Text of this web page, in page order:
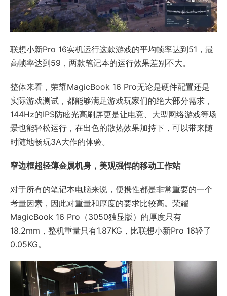
联想小新Pro 16实机运行这款游戏的平均帧率达到51，最
高帧率达到59，两款笔记本的运行效果差别不大。
整体来看，荣耀MagicBook 16 Pro无论是硬件配置还是
实际游戏测试，都能够满足游戏玩家们的绝大部分需求，
144Hz的IPS防眩光高刷屏更是让电竞、大型网络游戏等场
景也能轻松运行，在出色的散热效果加持下，可以带来随
时随地畅玩3A大作的体验。
窄边框超轻薄金属机身，美观强悍的移动工作站
对于所有的笔记本电脑来说，便携性都是非常重要的一个
考量因素，因此对重量和厚度的要求比较高。荣耀
MagicBook 16 Pro（3050独显版）的厚度只有
18.2mm，整机重量只有1.87KG，比联想小新Pro 16轻了
0.05KG。